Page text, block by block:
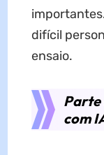
difícil
ensaio.
Parte
com